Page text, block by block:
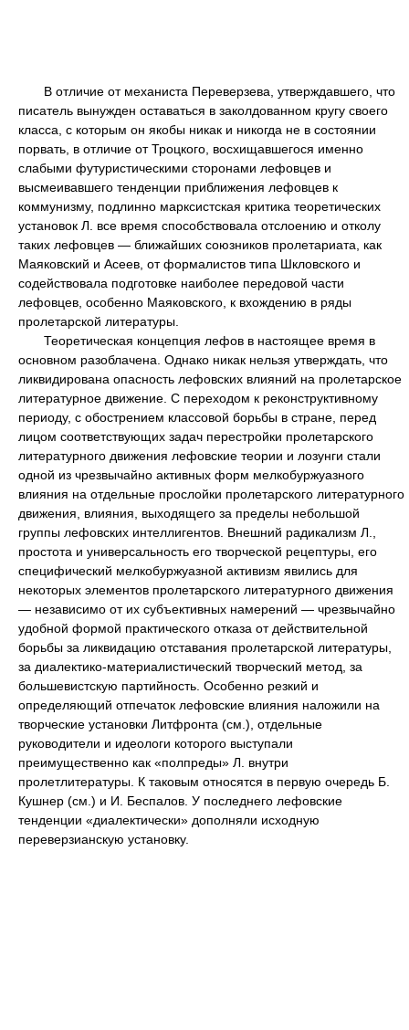
В отличие от механиста Переверзева, утверждавшего, что
писатель вынужден оставаться в заколдованном кругу своего
класса, с которым он якобы никак и никогда не в состоянии
порвать, в отличие от Троцкого, восхищавшегося именно
слабыми футуристическими сторонами лефовцев и
высмеивавшего тенденции приближения лефовцев к
коммунизму, подлинно марксистская критика теоретических
установок Л. все время способствовала отслоению и отколу
таких лефовцев — ближайших союзников пролетариата, как
Маяковский и Асеев, от формалистов типа Шкловского и
содействовала подготовке наиболее передовой части
лефовцев, особенно Маяковского, к вхождению в ряды
пролетарской литературы.
Теоретическая концепция лефов в настоящее время в
основном разоблачена. Однако никак нельзя утверждать, что
ликвидирована опасность лефовских влияний на пролетарское
литературное движение. С переходом к реконструктивному
периоду, с обострением классовой борьбы в стране, перед
лицом соответствующих задач перестройки пролетарского
литературного движения лефовские теории и лозунги стали
одной из чрезвычайно активных форм мелкобуржуазного
влияния на отдельные прослойки пролетарского литературного
движения, влияния, выходящего за пределы небольшой
группы лефовских интеллигентов. Внешний радикализм Л.,
простота и универсальность его творческой рецептуры, его
специфический мелкобуржуазной активизм явились для
некоторых элементов пролетарского литературного движения
— независимо от их субъективных намерений — чрезвычайно
удобной формой практического отказа от действительной
борьбы за ликвидацию отставания пролетарской литературы,
за диалектико-материалистический творческий метод, за
большевистскую партийность. Особенно резкий и
определяющий отпечаток лефовские влияния наложили на
творческие установки Литфронта (см.), отдельные
руководители и идеологи которого выступали
преимущественно как «полпреды» Л. внутри
пролетлитературы. К таковым относятся в первую очередь Б.
Кушнер (см.) и И. Беспалов. У последнего лефовские
тенденции «диалектически» дополняли исходную
переверзианскую установку.